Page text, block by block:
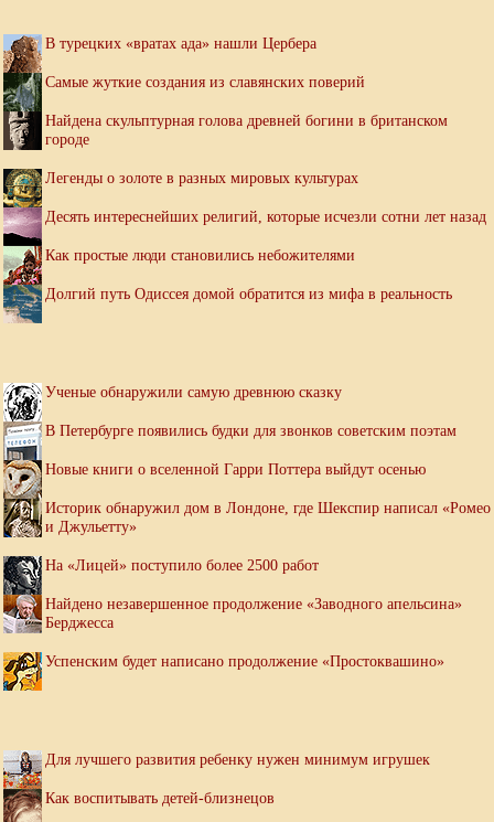
В турецких «вратах ада» нашли Цербера
Самые жуткие создания из славянских поверий
Найдена скульптурная голова древней богини в британском
городе
Легенды о золоте в разных мировых культурах
Десять интереснейших религий, которые исчезли сотни лет назад
Как простые люди становились небожителями
Долгий путь Одиссея домой обратится из мифа в реальность
Ученые обнаружили самую древнюю сказку
В Петербурге появились будки для звонков советским поэтам
Новые книги о вселенной Гарри Поттера выйдут осенью
Историк обнаружил дом в Лондоне, где Шекспир написал «Ромео
и Джульетту»
На «Лицей» поступило более 2500 работ
Найдено незавершенное продолжение «Заводного апельсина»
Берджесса
Успенским будет написано продолжение «Простоквашино»
Для лучшего развития ребенку нужен минимум игрушек
Как воспитывать детей-близнецов